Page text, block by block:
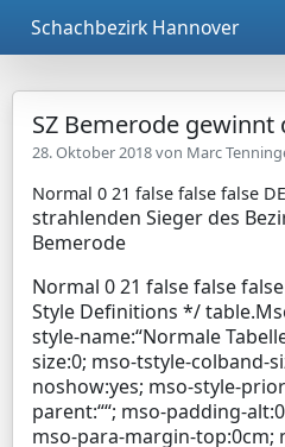
Schachbezirk Hannover
SZ Bemerode gewinnt
28. Oktober 2018 von Marc
Normal 0 21 false false false
strahlenden Sieger des
Bemerode
Normal 0 21 false false
Style Definitions */
style-name:“Normale
size:0; mso-tstyle-colband-
noshow:yes; mso-style-
parent:““; mso-padding-
mso-para-margin-top:0cm;